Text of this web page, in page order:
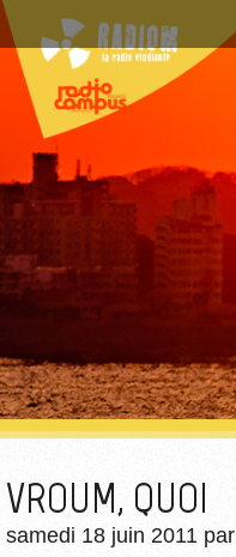
VROUM, QUOI
samedi 18 juin 2011 par